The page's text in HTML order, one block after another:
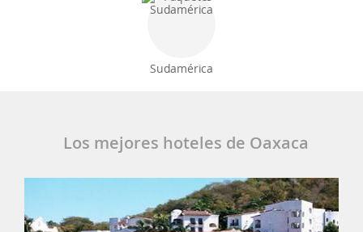
Sudamérica
Los mejores hoteles de Oaxaca